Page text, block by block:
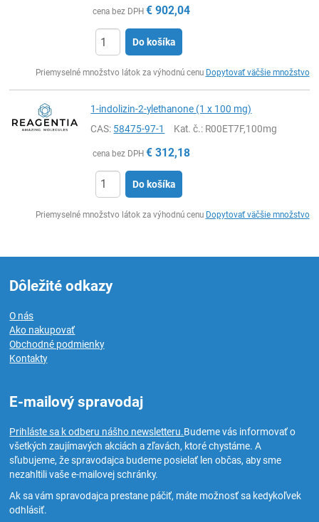
cena bez DPH € 902,04
Do košíka
Priemyselné množstvo látok za výhodnú cenu Dopytovať väčšie množstvo
1-indolizin-2-ylethanone (1 x 100 mg)
CAS: 58475-97-1 Kat. č.: R00ET7F,100mg
cena bez DPH € 312,18
Do košíka
Priemyselné množstvo látok za výhodnú cenu Dopytovať väčšie množstvo
Dôležité odkazy
O nás
Ako nakupovať
Obchodné podmienky
Kontakty
E-mailový spravodaj
Prihláste sa k odberu nášho newsletteru.Budeme vás informovať o
všetkých zaujímavých akciách a zľavách, ktoré chystáme. A
sľubujeme, že spravodajca budeme posielať len občas, aby sme
nezahltili vaše e-mailovej schránky.
Ak sa vám spravodajca prestane páčiť, máte možnosť sa kedykoľvek
odhlásiť.